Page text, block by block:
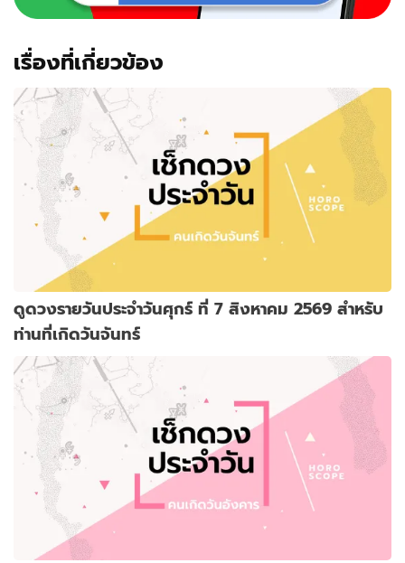
เรื่องที่เกี่ยวข้อง
ดูดวงรายวันประจำวันศุกร์ ที่ 7 สิงหาคม 2569 สำหรับ
ท่านที่เกิดวันจันทร์